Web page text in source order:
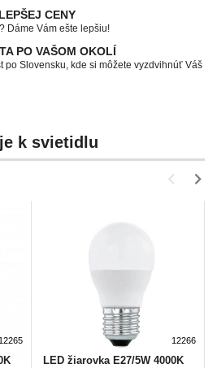
CENY
Dáme Vám ešte lepšiu!
PO VAŠOM OKOLÍ
po Slovensku, kde si môžete vyzdvihnúť Váš
k svietidlu
12265 12266
LED žiarovka E27/5W 4000K